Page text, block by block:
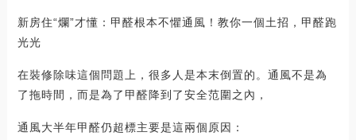
新房住“爛”才懂：甲醛根本不懼通風！教你一個土招，甲醛跑
光光
在裝修除味這個問題上，很多人是本末倒置的。通風不是為
了拖時間，而是為了甲醛降到了安全范圍之內，
通風大半年甲醛仍超標主要是這兩個原因：